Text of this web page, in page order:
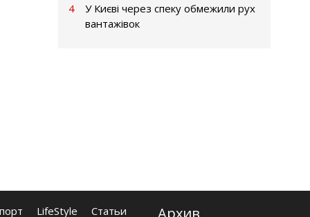
4
У Києві через спеку обмежили рух
вантажівок
LifeStyle Статьи